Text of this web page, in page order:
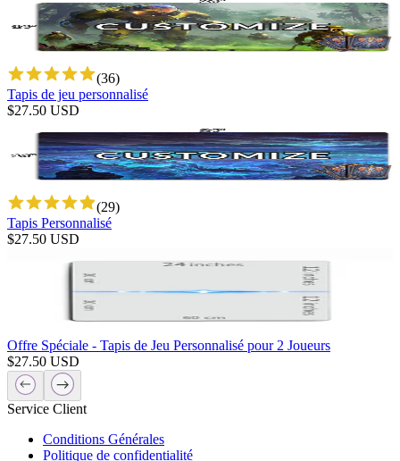
(36)
Tapis de jeu personnalisé
$27.50 USD
(29)
Tapis Personnalisé
$27.50 USD
Offre Spéciale - Tapis de Jeu Personnalisé pour 2 Joueurs
$27.50 USD
Service Client
Conditions Générales
Politique de confidentialité